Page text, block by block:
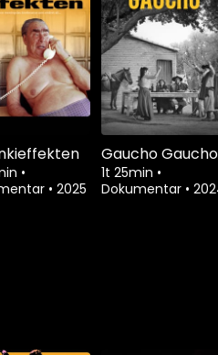
•
• 2025
Gaucho Gaucho
1t 25min •
Dokumentar •